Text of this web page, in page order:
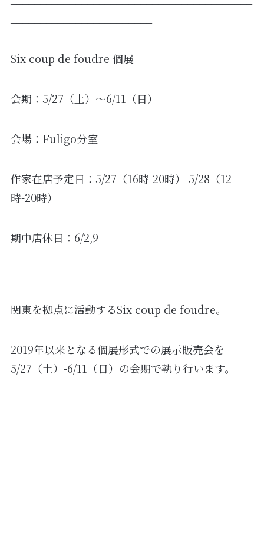
Six coup de foudre 個展
会期：5/27（土）～6/11（日）
会場：Fuligo分室
作家在店予定日：5/27（16時-20時） 5/28（12
時-20時）
期中店休日：6/2,9
関東を拠点に活動するSix coup de foudre。
2019年以来となる個展形式での展示販売会を
5/27（土）-6/11（日）の会期で執り行います。